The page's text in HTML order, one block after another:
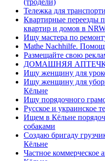
(тродели)
Тележка для
Квартирные переезды
квартир и домов в
Ищу мастера по
Mathe Nachhilfe.
Размещайте свою
ДОМАШНЯЯ
Ищу женщину для
Ищу женщину для
Кёльне
Ищу порядочного
Русское и украинское
Ищем в Кёльне
собаками
Создаю бригаду
Кёльне
Частное